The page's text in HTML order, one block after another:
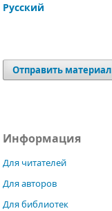
Русский
Отправить материал
Информация
Для читателей
Для авторов
Для библиотек